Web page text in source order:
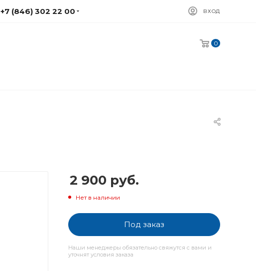
+7 (846) 302 22 00 ВХОД
0
2 900 руб.
Нет в наличии
Под заказ
Наши менеджеры обязательно свяжутся с вами и
уточнят условия заказа